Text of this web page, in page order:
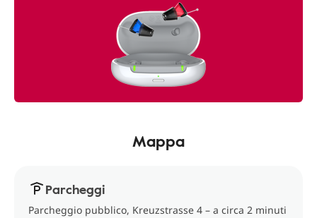
Mappa
Parcheggi
Parcheggio pubblico, Kreuzstrasse 4 – a circa 2 minuti